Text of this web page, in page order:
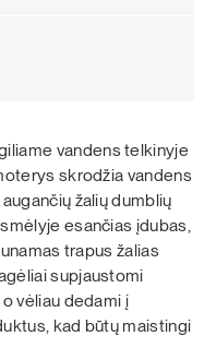
vandens telkinyje
skrodžia vandens
žalių dumblių
esančias įdubas,
trapus žalias
supjaustomi
vėliau dedami į
kad būtų maistingi